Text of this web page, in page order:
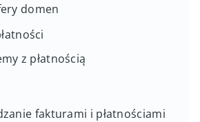
domen
z płatnością
fakturami i płatnościami